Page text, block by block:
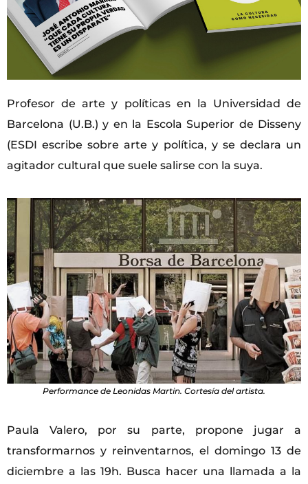
Profesor de arte y políticas en la Universidad de
Barcelona (U.B.) y en la Escola Superior de Disseny
(ESDI escribe sobre arte y política, y se declara un
agitador cultural que suele salirse con la suya.
Performance de Leonidas Martin. Cortesía del artista.
Paula Valero, por su parte, propone jugar a
transformarnos y reinventarnos, el domingo 13 de
diciembre a las 19h. Busca hacer una llamada a la